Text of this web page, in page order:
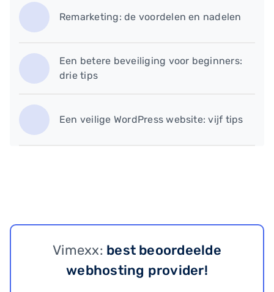
Remarketing: de voordelen en nadelen
Een betere beveiliging voor beginners:
drie tips
Een veilige WordPress website: vijf tips
Vimexx: best beoordeelde
webhosting provider!